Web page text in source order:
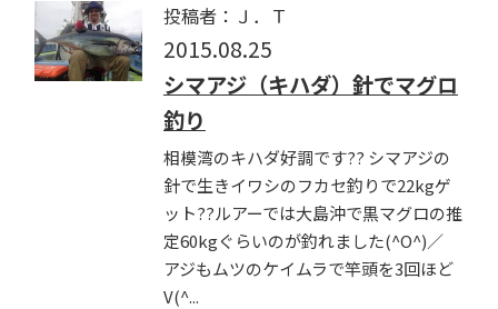
投稿者：Ｊ．Ｔ
2015.08.25
シマアジ（キハダ）針でマグロ
釣り
相模湾のキハダ好調です?? シマアジの
針で生きイワシのフカセ釣りで22kgゲ
ット??ルアーでは大島沖で黒マグロの推
定60kgぐらいのが釣れました(^O^)／
アジもムツのケイムラで竿頭を3回ほど
V(^...